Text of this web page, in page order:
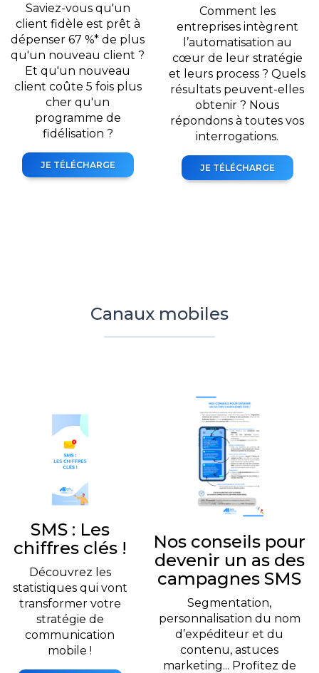
Saviez-vous qu'un
client fidèle est prêt à
dépenser 67 %* de plus
qu'un nouveau client ?
Et qu'un nouveau
client coûte 5 fois plus
cher qu'un
programme de
fidélisation ?
JE TÉLÉCHARGE
Comment les
entreprises intègrent
l’automatisation au
cœur de leur stratégie
et leurs process ? Quels
résultats peuvent-elles
obtenir ? Nous
répondons à toutes vos
interrogations.
JE TÉLÉCHARGE
Canaux mobiles
SMS : Les
chiffres clés !
Découvrez les
statistiques qui vont
transformer votre
stratégie de
communication
mobile !
Nos conseils pour
devenir un as des
campagnes SMS
Segmentation,
personnalisation du nom
d’expéditeur et du
contenu, astuces
marketing... Profitez de